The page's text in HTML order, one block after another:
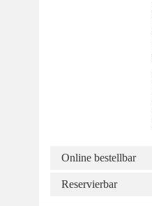
Online bestellbar
Reservierbar